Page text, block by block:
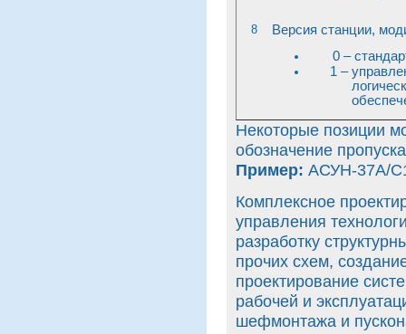
8
Версия станции,
0 –
1 –
Некоторые позиции
обозначение
Пример: АСУН-37А/
Комплексное
управления
разработку
прочих схем,
проектирование
рабочей и
шефмонтажа и